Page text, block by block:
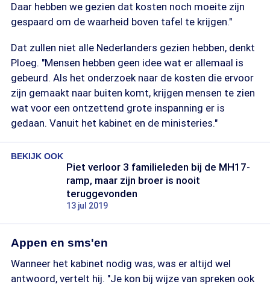
Daar hebben we gezien dat kosten noch moeite zijn
gespaard om de waarheid boven tafel te krijgen."
Dat zullen niet alle Nederlanders gezien hebben, denkt
Ploeg. "Mensen hebben geen idee wat er allemaal is
gebeurd. Als het onderzoek naar de kosten die ervoor
zijn gemaakt naar buiten komt, krijgen mensen te zien
wat voor een ontzettend grote inspanning er is
gedaan. Vanuit het kabinet en de ministeries."
BEKIJK OOK
Piet verloor 3 familieleden bij de MH17-
ramp, maar zijn broer is nooit
teruggevonden
13 jul 2019
Appen en sms'en
Wanneer het kabinet nodig was, was er altijd wel
antwoord, vertelt hij. "Je kon bij wijze van spreken ook